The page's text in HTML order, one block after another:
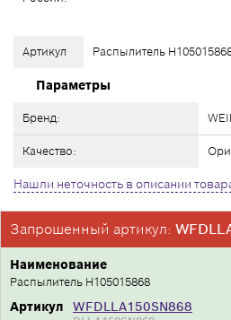
Артикул Распылитель
Параметры
Бренд:
Качество:
Нашли неточность в описании
Запрошенный артикул:
Артикул WFDLLA150SN868
Наименование
Распылитель H105015868